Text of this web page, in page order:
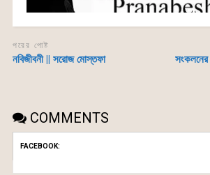
পরের পোষ্ট
নবিজীবনী || সরোজ মোস্তফা
সংকলনের
COMMENTS
FACEBOOK: